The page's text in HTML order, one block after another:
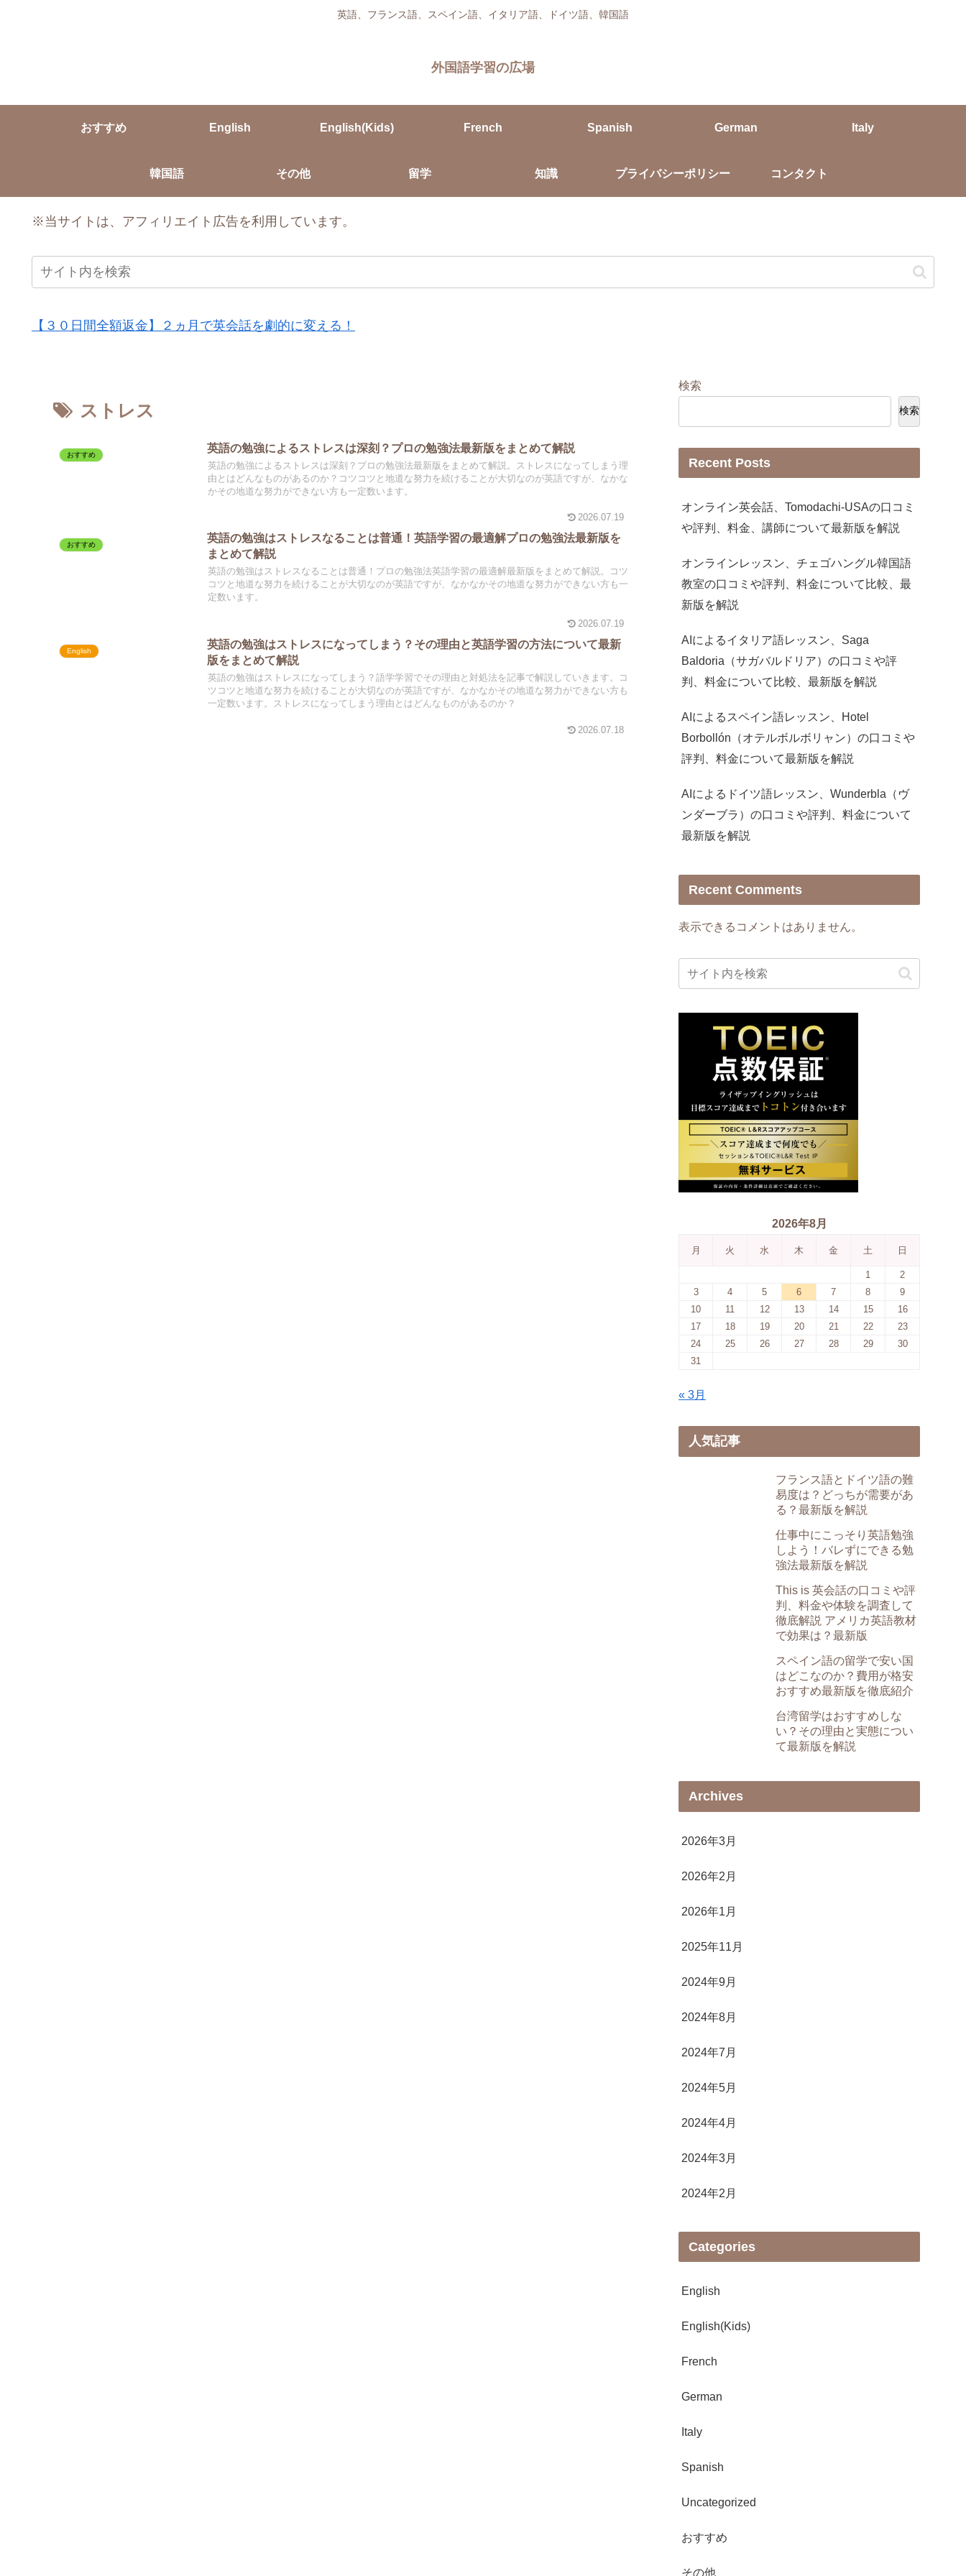
英語、フランス語、スペイン語、イタリア語、ドイツ語、韓国語
外国語学習の広場
おすすめ English English(Kids) French Spanish German Italy
韓国語 その他 留学 知識 プライバシーポリシー コンタクト
※当サイトは、アフィリエイト広告を利用しています。
【３０日間全額返金】２ヵ月で英会話を劇的に変える！
ストレス
おすすめ
英語の勉強によるストレスは深刻？プロの勉強法最新版をまとめて解説
英語の勉強によるストレスは深刻？プロの勉強法最新版をまとめて解説。ストレスになってしまう理
由とはどんなものがあるのか？コツコツと地道な努力を続けることが大切なのが英語ですが、なかな
かその地道な努力ができない方も一定数います。
2026.07.19
おすすめ
英語の勉強はストレスなることは普通！英語学習の最適解プロの勉強法最新版を
まとめて解説
英語の勉強はストレスなることは普通！プロの勉強法英語学習の最適解最新版をまとめて解説。コツ
コツと地道な努力を続けることが大切なのが英語ですが、なかなかその地道な努力ができない方も一
定数います。
2026.07.19
English
英語の勉強はストレスになってしまう？その理由と英語学習の方法について最新
版をまとめて解説
英語の勉強はストレスになってしまう？語学学習でその理由と対処法を記事で解説していきます。コ
ツコツと地道な努力を続けることが大切なのが英語ですが、なかなかその地道な努力ができない方も
一定数います。ストレスになってしまう理由とはどんなものがあるのか？
2026.07.18
検索
検索
Recent Posts
オンライン英会話、Tomodachi-USAの口コミ
や評判、料金、講師について最新版を解説
オンラインレッスン、チェゴハングル韓国語
教室の口コミや評判、料金について比較、最
新版を解説
AIによるイタリア語レッスン、Saga
Baldoria（サガバルドリア）の口コミや評
判、料金について比較、最新版を解説
AIによるスペイン語レッスン、Hotel
Borbollón（オテルボルボリャン）の口コミや
評判、料金について最新版を解説
AIによるドイツ語レッスン、Wunderbla（ヴ
ンダーブラ）の口コミや評判、料金について
最新版を解説
Recent Comments
表示できるコメントはありません。
2026年8月
月 火 水 木 金 土 日
1
2
3
4 5 6 7 8
9
10
11 12 13 14 15
16
17
18 19 20 21 22
23
24
25 26 27 28 29
30
31
« 3月
人気記事
フランス語とドイツ語の難
易度は？どっちが需要があ
る？最新版を解説
仕事中にこっそり英語勉強
しよう！バレずにできる勉
強法最新版を解説
This is 英会話の口コミや評
判、料金や体験を調査して
徹底解説 アメリカ英語教材
で効果は？最新版
スペイン語の留学で安い国
はどこなのか？費用が格安
おすすめ最新版を徹底紹介
台湾留学はおすすめしな
い？その理由と実態につい
て最新版を解説
Archives
2026年3月
2026年2月
2026年1月
2025年11月
2024年9月
2024年8月
2024年7月
2024年5月
2024年4月
2024年3月
2024年2月
Categories
English
English(Kids)
French
German
Italy
Spanish
Uncategorized
おすすめ
その他